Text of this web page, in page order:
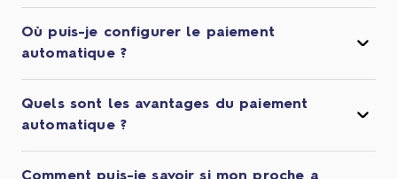
Où puis-je configurer le paiement
automatique ?
Quels sont les avantages du paiement
automatique ?